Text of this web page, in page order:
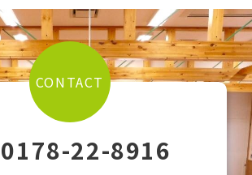
CONTACT
0178-22-8916